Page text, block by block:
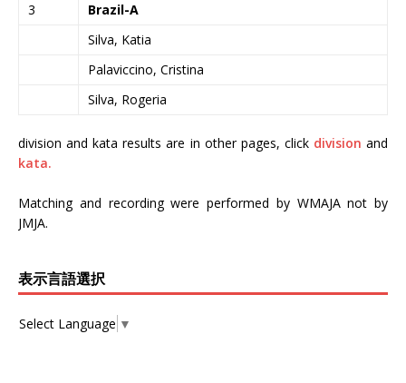
3
Brazil-A
Silva, Katia
Palaviccino, Cristina
Silva, Rogeria
division and kata results are in other pages, click division and
kata.
Matching and recording were performed by WMAJA not by
JMJA.
表示言語選択
Select Language ▼